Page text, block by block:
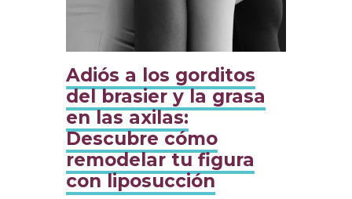
Adiós a los gorditos
del brasier y la grasa
en las axilas:
Descubre cómo
remodelar tu figura
con liposucción